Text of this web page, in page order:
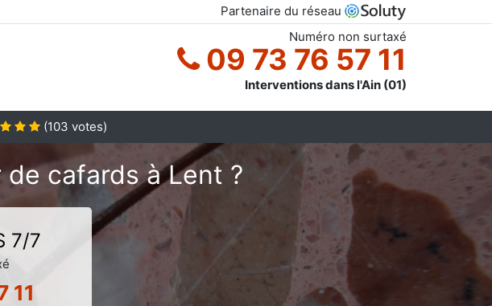
Partenaire du réseau
Numéro non surtaxé
09 73 76 57 11
Interventions dans l'Ain (01)
(103 votes)
cafards à Lent ?
7/7
11